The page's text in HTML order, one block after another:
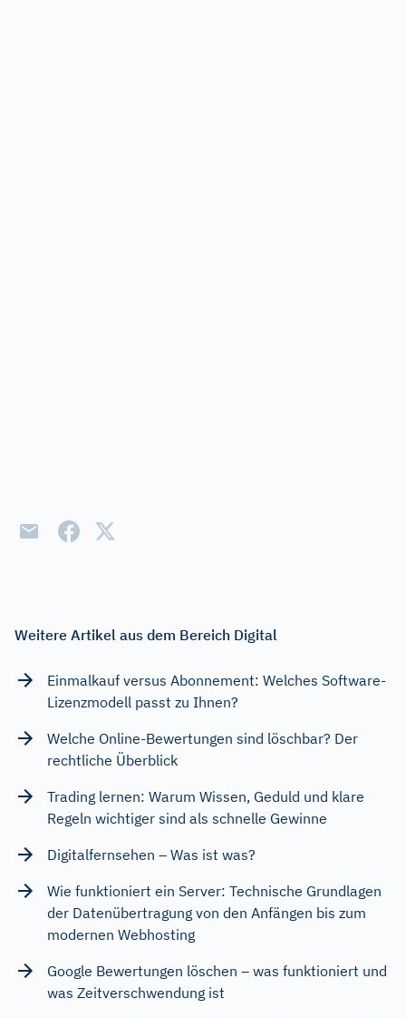
Weitere Artikel aus dem Bereich Digital
Einmalkauf versus Abonnement: Welches Software-
Lizenzmodell passt zu Ihnen?
Welche Online-Bewertungen sind löschbar? Der
rechtliche Überblick
Trading lernen: Warum Wissen, Geduld und klare
Regeln wichtiger sind als schnelle Gewinne
Digitalfernsehen – Was ist was?
Wie funktioniert ein Server: Technische Grundlagen
der Datenübertragung von den Anfängen bis zum
modernen Webhosting
Google Bewertungen löschen – was funktioniert und
was Zeitverschwendung ist